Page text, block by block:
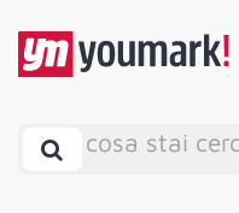
cosa stai